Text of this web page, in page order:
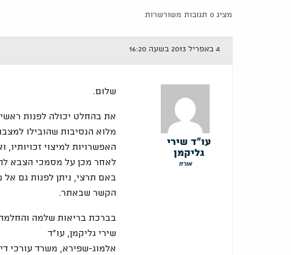
מציג 0 תגובות משורשרות
4 באפריל 2013 בשעה 16:20
עו"ד שירי
גליקמן
אורח
שלום.
את בהחלט יכולה לפנות
מלוא הנסיבות שהובילו
האפשרויות למיצוי
לאחר מכן על מסמכי הצבא
באם תרצי, ניתן לפנות גם
הקשר שבאתר.
בברכת בריאות שלמה
שירי גליקמן, עו"ד
אלמוג-שפירא, משרד עורכי